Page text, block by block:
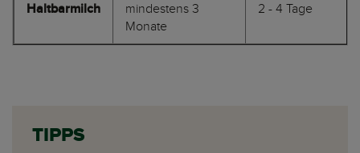
Haltbarmilch
mindestens 3
Monate
2 - 4 Tage
TIPPS